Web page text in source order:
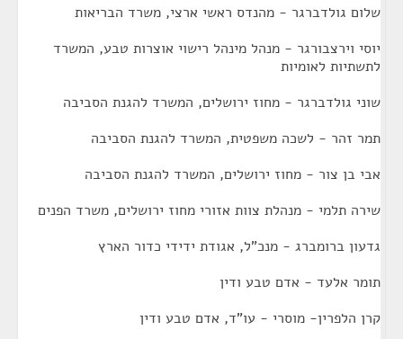
שלום גולדברגר - מהנדס ראשי ארצי, משרד הבריאות
יוסי וירצבורגר - מנהל מינהל רישוי אוצרות טבע, המשרד
לתשתיות לאומיות
שוני גולדברגר - מחוז ירושלים, המשרד להגנת הסביבה
תמר זהר - לשכה משפטית, המשרד להגנת הסביבה
אבי בן צור - מחוז ירושלים, המשרד להגנת הסביבה
שירה תלמי - מנהלת צוות אזורי מחוז ירושלים, משרד הפנים
גדעון ברומברג - מנכ"ל, אגודת ידידי כדור הארץ
תומר אלעד - אדם טבע ודין
קרן הלפרין- מוסרי - עו"ד, אדם טבע ודין